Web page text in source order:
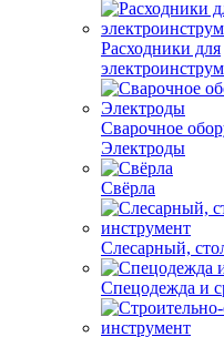
Расходники для
Сварочное
Электроды
Свёрла
Слесарный,
Спецодежда и